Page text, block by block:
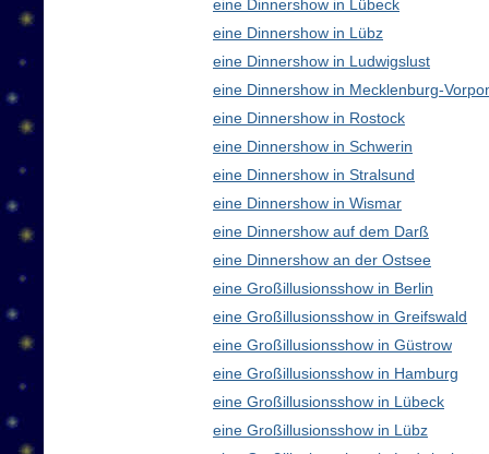
eine Dinnershow in Lübeck
eine Dinnershow in Lübz
eine Dinnershow in Ludwigslust
eine Dinnershow in Mecklenburg-
eine Dinnershow in Rostock
eine Dinnershow in Schwerin
eine Dinnershow in Stralsund
eine Dinnershow in Wismar
eine Dinnershow auf dem Darß
eine Dinnershow an der Ostsee
eine Großillusionsshow in Berlin
eine Großillusionsshow in Greifswald
eine Großillusionsshow in Güstrow
eine Großillusionsshow in Hamburg
eine Großillusionsshow in Lübeck
eine Großillusionsshow in Lübz